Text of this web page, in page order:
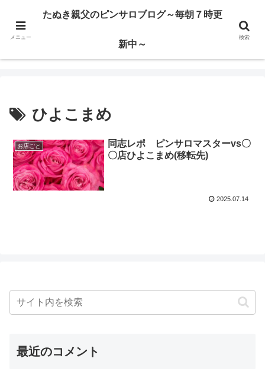
ハードサービス嬢を求めて3000回ピンサロで遊んだ親父
たぬき親父のピンサロブログ～毎朝７時更新中～
ひよこまめ
お店ごと
同志レポ ピンサロマスターvs〇
〇店ひよこまめ(移転先)
2025.07.14
最近のコメント
メニュー
たぬき親父のピンサロブログ～毎朝７時更
新中～
検索